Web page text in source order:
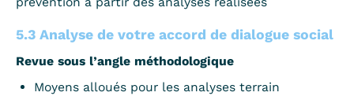
5.3 Analyse de votre accord de dialogue social
Revue sous l’angle méthodologique
Moyens alloués pour les analyses terrain